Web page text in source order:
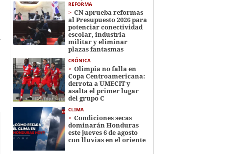
REFORMA
CN aprueba reformas
al Presupuesto 2026 para
potenciar conectividad
escolar, industria
militar y eliminar
plazas fantasmas
CRÓNICA
Olimpia no falla en
Copa Centroamericana:
derrota a UMECIT y
asalta el primer lugar
del grupo C
CLIMA
Condiciones secas
dominarán Honduras
este jueves 6 de agosto
con lluvias en el oriente